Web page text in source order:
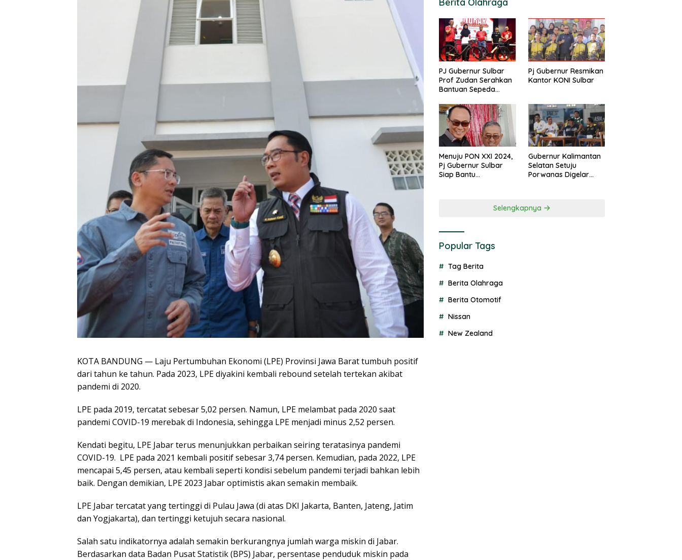
KOTA BANDUNG — Laju Pertumbuhan Ekonomi (LPE) Provinsi Jawa Barat tumbuh positif
dari tahun ke tahun. Pada 2023, LPE diyakini kembali rebound setelah tertekan akibat
pandemi di 2020.
LPE pada 2019, tercatat sebesar 5,02 persen. Namun, LPE melambat pada 2020 saat
pandemi COVID-19 merebak di Indonesia, sehingga LPE menjadi minus 2,52 persen.
Kendati begitu, LPE Jabar terus menunjukkan perbaikan seiring teratasinya pandemi
COVID-19. LPE pada 2021 kembali positif sebesar 3,74 persen. Kemudian, pada 2022, LPE
mencapai 5,45 persen, atau kembali seperti kondisi sebelum pandemi terjadi bahkan lebih
baik. Dengan demikian, LPE 2023 Jabar optimistis akan semakin membaik.
LPE Jabar tercatat yang tertinggi di Pulau Jawa (di atas DKI Jakarta, Banten, Jateng, Jatim
dan Yogjakarta), dan tertinggi ketujuh secara nasional.
Salah satu indikatornya adalah semakin berkurangnya jumlah warga miskin di Jabar.
Berdasarkan data Badan Pusat Statistik (BPS) Jabar, persentase penduduk miskin pada
PJ Gubernur Sulbar
Prof Zudan Serahkan
Bantuan Sepeda
PON 2024
Pj Gubernur Resmikan
Kantor KONI Sulbar
Menuju PON XXI 2024,
Pj Gubernur Sulbar
Siap Bantu
Gubernur Kalimantan
Selatan Setuju
Porwanas Digelar
Selengkapnya
Popular Tags
Tag Berita
Berita Olahraga
Berita Otomotif
Nissan
New Zealand